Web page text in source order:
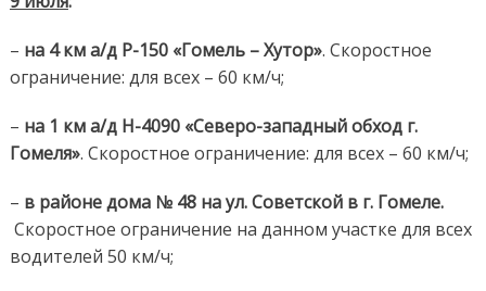
– на 4 км а/д Р-150 «Гомель – Хутор». Скоростное
ограничение: для всех – 60 км/ч;
– на 1 км а/д Н-4090 «Северо-западный обход г.
Гомеля». Скоростное ограничение: для всех – 60 км/ч;
– в районе дома № 48 на ул. Советской в г. Гомеле.
Скоростное ограничение на данном участке для всех
водителей 50 км/ч;